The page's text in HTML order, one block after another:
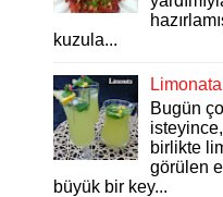
kuzula...
Limonata
Bugün
birlikte
görülen
büyük bir key...